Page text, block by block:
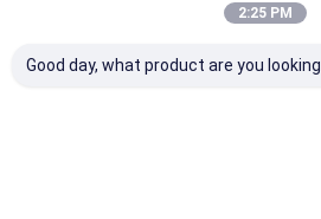
2:25 PM
Good day, what product are you